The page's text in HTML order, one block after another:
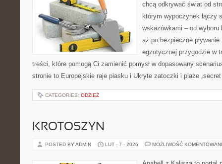
chcą odkrywać świat od
którym wypoczynek łączy
wskazówkami – od wyboru
aż po bezpieczne
egzotycznej przygodzie w
treści, które pomogą Ci zamienić pomysł w dopasowany
stronie to Europejskie raje piasku i Ukryte zatoczki i plaże
CATEGORIES: ODZIEŻ
KROTOSZYN
POSTED BY ADMIN LUT - 7 - 2026 MOŻLIWOŚĆ